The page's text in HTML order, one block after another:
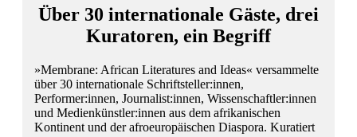
Über 30 internationale Gäste, drei
Kuratoren, ein Begriff
»Membrane: African Literatures and Ideas« versammelte
über 30 internationale Schriftsteller:innen,
Performer:innen, Journalist:innen, Wissenschaftler:innen
und Medienkünstler:innen aus dem afrikanischen
Kontinent und der afroeuropäischen Diaspora. Kuratiert